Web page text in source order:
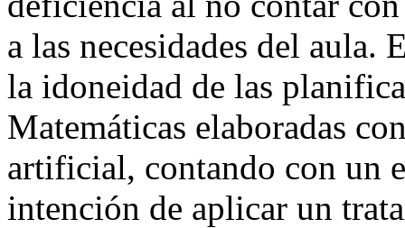
a las necesidades del aula.
la idoneidad de las
Matemáticas elaboradas
artificial, contando con un
intención de aplicar un